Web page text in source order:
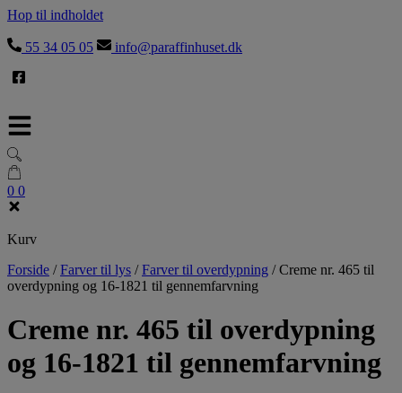
Hop til indholdet
55 34 05 05 info@paraffinhuset.dk
0 0
Kurv
Forside /Farver til lys /Farver til overdypning /Creme nr. 465 til
overdypning og 16-1821 til gennemfarvning
Creme nr. 465 til overdypning
og 16-1821 til gennemfarvning